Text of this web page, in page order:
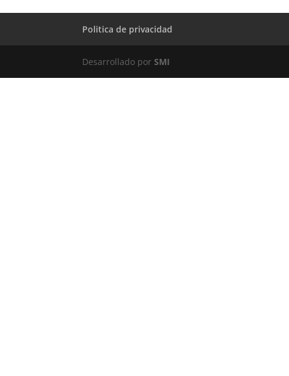
Politica de privacidad
Desarrollado porSMI